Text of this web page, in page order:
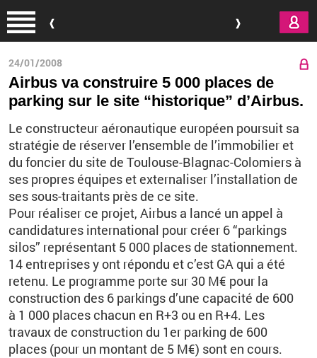
24/01/2008
Airbus va construire 5 000 places de
parking sur le site “historique” d’Airbus.
Le constructeur aéronautique européen poursuit sa
stratégie de réserver l’ensemble de l’immobilier et
du foncier du site de Toulouse-Blagnac-Colomiers à
ses propres équipes et externaliser l’installation de
ses sous-traitants près de ce site.
Pour réaliser ce projet, Airbus a lancé un appel à
candidatures international pour créer 6 “parkings
silos” représentant 5 000 places de stationnement.
14 entreprises y ont répondu et c’est GA qui a été
retenu. Le programme porte sur 30 M€ pour la
construction des 6 parkings d’une capacité de 600
à 1 000 places chacun en R+3 ou en R+4. Les
travaux de construction du 1er parking de 600
places (pour un montant de 5 M€) sont en cours.